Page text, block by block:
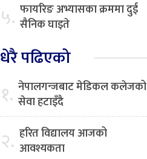
५. फायरिङ अभ्यासका क्रममा दुई
सैनिक घाइते
धेरै पढिएको
१. नेपालगन्जबाट मेडिकल कलेजको
सेवा हटाइँदै
२. हरित विद्यालय आजको
आवश्यकता